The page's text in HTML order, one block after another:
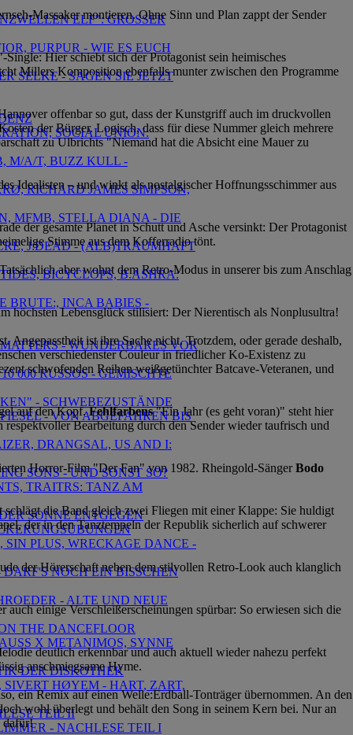
ELF": GROSSER
PURPUR - WIE ES EUCH
SELKE - SAGEN SIE JETZT
SOCIAL UNION:
M/A/T, BUZZ KULL -
RICHARD JAMES SIMPSON,
MFMB, STELLA DIANA - DIE
J:DEAD - (ALB)TRAUMHAFT
BICYCLOPS, B.ASHRA:
BRUTE:, INCA BABIES -
- WUNDERBARES VOR
000 RUSSOS - GEMISCHTE
- SCHWEBEZUSTÄNDE
- VON ABGEFAHREN BIS
DRANGSAL, US AND I:
SONS - UND SONST SO?
TRAITRS: TANZ AM
SONNE ENTGEGEN
PLUS, WRECKAGE DANCE -
NOCH EIN BISSCHEN
- ALTE UND NEUE
THE DANCEFLOOR
X METANIMOS, SYNNE
DER DISKOTHEK
HØYEM - HART, ZART,
TEIL II
- NACHLESE TEIL I
Massaker montieren. Ohne Sinn und Plan zappt der Sender
Hier schiebt sich der Protagonist sein heimisches
Millers Komposition ebenfalls munter zwischen den Programme
offenbar so gut, dass der Kunstgriff auch im druckvollen
der Bürger. Logisch, dass für diese Nummer gleich mehrere
zu Ulbrichts "Niemand hat die Absicht eine Mauer zu
Idealisten – und winkt als nostalgischer Hoffnungsschimmer aus
der gesamte Planet in Schutt und Asche versinkt: Der Protagonist
Stimme aus dem Kofferradio tönt.
aber wohnt dem Retro-Modus in unserer bis zum Anschlag
höchsten Lebensglück stilisiert: Der Nierentisch als Nonplusultra!
ist ihre Sache nicht. Trotzdem, oder gerade deshalb,
verschiedenster Couleur in friedlicher Ko-Existenz zu
schwofenden Reihen weißgetünchter Batcave-Veteranen, und
auf den Kopf.Fehlfarbens"Ein Jahr (es geht voran)" steht hier
Bearbeitung durch den Sender wieder taufrisch und
Horror-Film "Der Fan" von 1982. Rheingold-SängerBodo
die Band gleich zwei Fliegen mit einer Klappe: Sie huldigt
der in den Tanztempeln der Republik sicherlich auf schwerer
der Hörerschaft neben dem stilvollen Retro-Look auch klanglich
auch einige Verschleißerscheinungen spürbar: So erwiesen sich die
deutlich erkennbar und auch aktuell wieder nahezu perfekt
anschmiegsame Hyme.
ein Remix auf einen Welle:Erdball-Tonträger übernommen. An den
wohl überlegt und behält den Song in seinem Kern bei. Nur an
dafür!